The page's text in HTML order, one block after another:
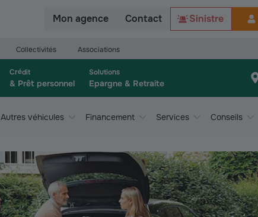
Mon agence Contact Sinistre
Collectivités Associations
Crédit
& Prêt personnel
Solutions
Epargne & Retraite
Autres véhicules Financement Services Conseils